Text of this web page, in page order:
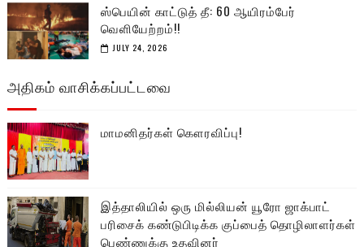
ஸ்பெயின் காட்டுத் தீ: 60 ஆயிரம்பேர்
வெளியேற்றம்!!
JULY 24, 2026
அதிகம் வாசிக்கப்பட்டவை
மாமனிதர்கள் கௌரவிப்பு!
இத்தாலியில் ஒரு மில்லியன் யூரோ ஜாக்பாட்
பரிசைக் கண்டுபிடிக்க குப்பைத் தொழிலாளர்கள்
பெண்ணுக்கு உதவினர்